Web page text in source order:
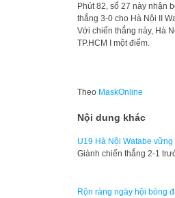
Phút 82, số 27 này nhận
thắng 3-0 cho Hà Nội II
Với chiến thắng này, Hà
TP.HCM I một điểm.
Theo MaskOnline
Nội dung khác
U19 Hà Nội Watabe vững
Giành chiến thắng 2-1
Rộn ràng ngày hội bóng